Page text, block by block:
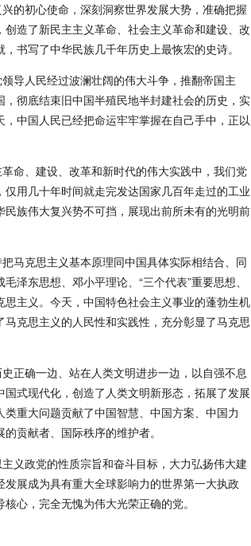
的初心使命，深刻洞察世界发展大势，准确把握
造了新民主主义革命、社会主义革命和建设、改
书写了中华民族几千年历史上最恢宏的史诗。
导人民经过波澜壮阔的伟大斗争，推翻帝国主
彻底结束旧中国半殖民地半封建社会的历史，实
中国人民已经把命运牢牢掌握在自己手中，正以
命、建设、改革和新时代的伟大实践中，我们党
用几十年时间就走完发达国家几百年走过的工业
族伟大复兴势不可挡，展现出前所未有的光明前
马克思主义基本原理同中国具体实际相结合、同
泽东思想、邓小平理论、“三个代表”重要思想、
主义。今天，中国特色社会主义事业的蓬勃生机
克思主义的人民性和实践性，充分彰显了马克思
正确一边、站在人类文明进步一边，以自强不息
式现代化，创造了人类文明新形态，拓展了发展
重大问题贡献了中国智慧、中国方案、中国力
贡献者、国际秩序的维护者。
义政党的性质宗旨和奋斗目标，大力弘扬伟大建
展成为具有重大全球影响力的世界第一大执政
心，完全无愧为伟大光荣正确的党。